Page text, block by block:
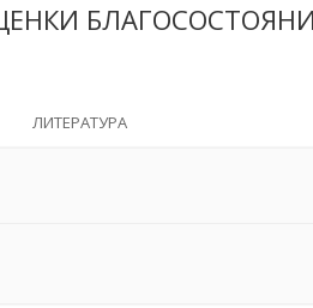
ЛИТЕРАТУРА